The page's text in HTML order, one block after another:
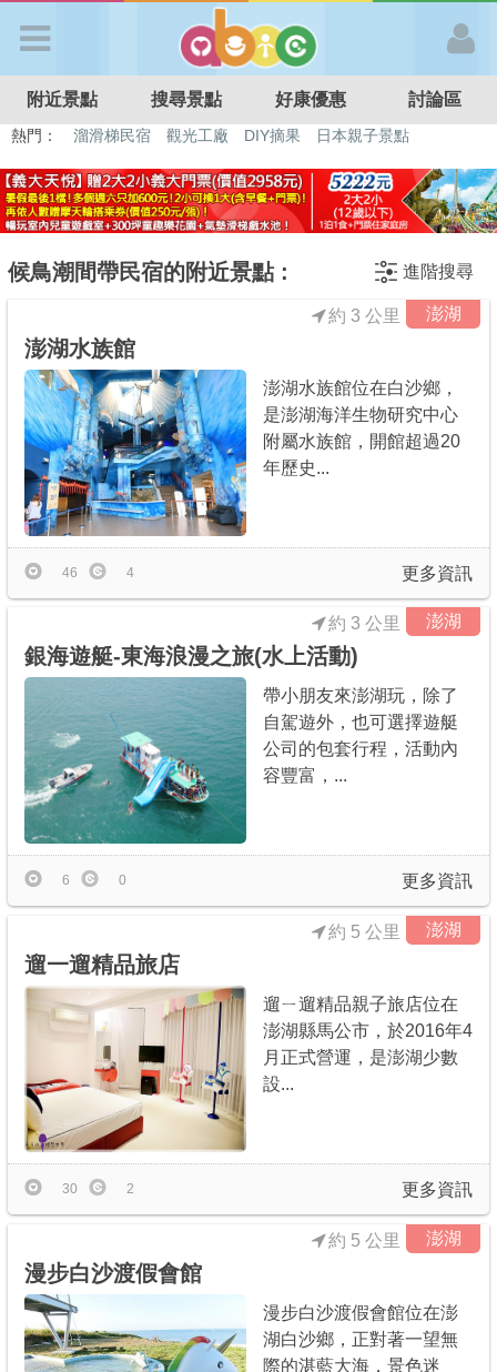
APP登入
首 頁
最新消息
最新留言
商家合作
推薦景點
討論區
聯絡我們
APP下載
附近景點 搜尋景點 好康優惠 討論區
熱門： 溜滑梯民宿 觀光工廠 DIY摘果
日本親子景點
候鳥潮間帶民宿的附近景點 : 進階搜尋
澎湖
約 3 公里
澎湖水族館
澎湖水族館位在白沙鄉，
是澎湖海洋生物研究中心
附屬水族館，開館超過20
年歷史...
更多資訊
46 4
澎湖
約 3 公里
銀海遊艇-東海浪漫之旅(水上活動)
帶小朋友來澎湖玩，除了
自駕遊外，也可選擇遊艇
公司的包套行程，活動內
容豐富，...
更多資訊
6 0
澎湖
約 5 公里
遛一遛精品旅店
遛ㄧ遛精品親子旅店位在
澎湖縣馬公市，於2016年4
月正式營運，是澎湖少數
設...
更多資訊
30 2
澎湖
約 5 公里
漫步白沙渡假會館
漫步白沙渡假會館位在澎
湖白沙鄉，正對著一望無
際的湛藍大海，景色迷